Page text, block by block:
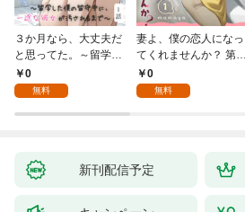
３か月なら、大丈夫だ
と思ってた。～留学し
た僕の留守中に、一途
な彼女が汚されるまで
0
無料
妻よ、僕の恋人になっ
てくれませんか？ 第1
話0
無料
新刊配信予定